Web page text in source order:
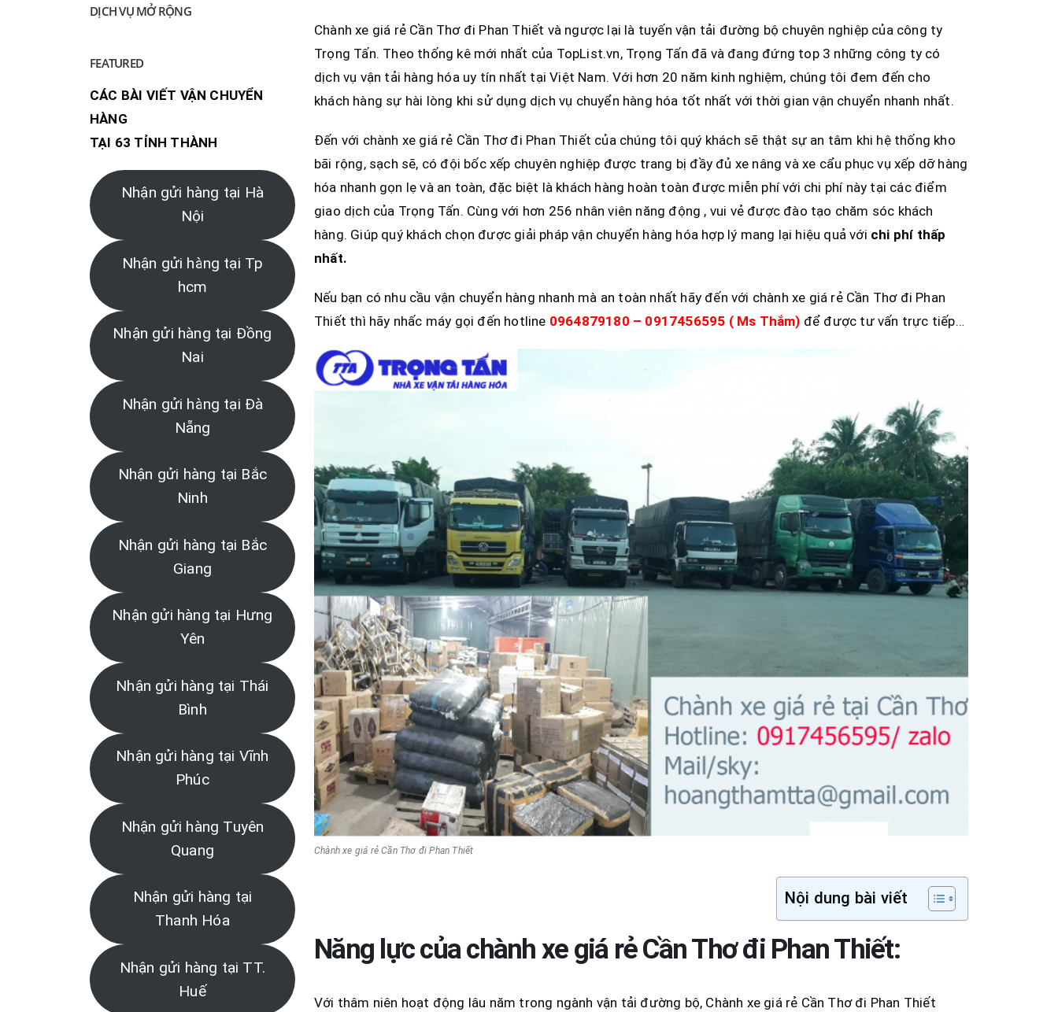
Chành xe giá rẻ Cần Thơ đi Phan Thiết và ngược lại là tuyến vận tải đường bộ chuyên nghiệp của công ty
Trọng Tấn. Theo thống kê mới nhất của TopList.vn, Trọng Tấn đã và đang đứng top 3 những công ty có
dịch vụ vận tải hàng hóa uy tín nhất tại Việt Nam. Với hơn 20 năm kinh nghiệm, chúng tôi đem đến cho
khách hàng sự hài lòng khi sử dụng dịch vụ chuyển hàng hóa tốt nhất với thời gian vận chuyển nhanh nhất.
Đến với chành xe giá rẻ Cần Thơ đi Phan Thiết của chúng tôi quý khách sẽ thật sự an tâm khi hệ thống kho
bãi rộng, sạch sẽ, có đội bốc xếp chuyên nghiệp được trang bị đầy đủ xe nâng và xe cẩu phục vụ xếp dỡ hàng
hóa nhanh gọn lẹ và an toàn, đặc biệt là khách hàng hoàn toàn được miễn phí với chi phí này tại các điểm
giao dịch của Trọng Tấn. Cùng với hơn 256 nhân viên năng động , vui vẻ được đào tạo chăm sóc khách
hàng. Giúp quý khách chọn được giải pháp vận chuyển hàng hóa hợp lý mang lại hiệu quả với chi phí thấp
nhất.
Nếu bạn có nhu cầu vận chuyển hàng nhanh mà an toàn nhất hãy đến với chành xe giá rẻ Cần Thơ đi Phan
Thiết thì hãy nhấc máy gọi đến hotline 0964879180 – 0917456595 ( Ms Thắm) để được tư vấn trực tiếp…
Chành xe giá rẻ Cần Thơ đi Phan Thiết
Nội dung bài viết
Năng lực của chành xe giá rẻ Cần Thơ đi Phan Thiết:
Với thâm niên hoạt động lâu năm trong ngành vận tải đường bộ, Chành xe giá rẻ Cần Thơ đi Phan Thiết
DỊCH VỤ MỞ RỘNG
FEATURED
CÁC BÀI VIẾT VẬN CHUYỂN
HÀNG
TẠI 63 TỈNH THÀNH
Nhận gửi hàng tại Hà
Nội
Nhận gửi hàng tại Tp
hcm
Nhận gửi hàng tại Đồng
Nai
Nhận gửi hàng tại Đà
Nẵng
Nhận gửi hàng tại Bắc
Ninh
Nhận gửi hàng tại Bắc
Giang
Nhận gửi hàng tại Hưng
Yên
Nhận gửi hàng tại Thái
Bình
Nhận gửi hàng tại Vĩnh
Phúc
Nhận gửi hàng Tuyên
Quang
Nhận gửi hàng tại
Thanh Hóa
Nhận gửi hàng tại TT.
Huế